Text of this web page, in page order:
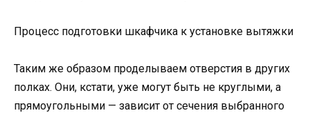
Процесс подготовки шкафчика к установке вытяжки
Таким же образом проделываем отверстия в других
полках. Они, кстати, уже могут быть не круглыми, а
прямоугольными — зависит от сечения выбранного